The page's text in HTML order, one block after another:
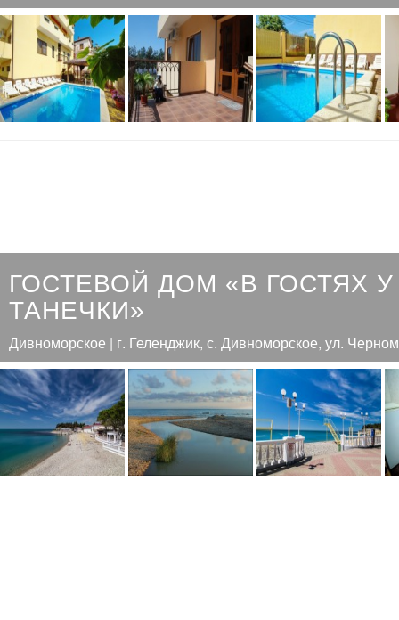
ГОСТЕВОЙ ДОМ «В ГОСТЯХ У
ТАНЕЧКИ»
Дивноморское | г. Геленджик, с. Дивноморское, ул.